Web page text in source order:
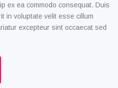
ex ea commodo consequat. Duis
in voluptate velit esse cillum
excepteur sint occaecat sed